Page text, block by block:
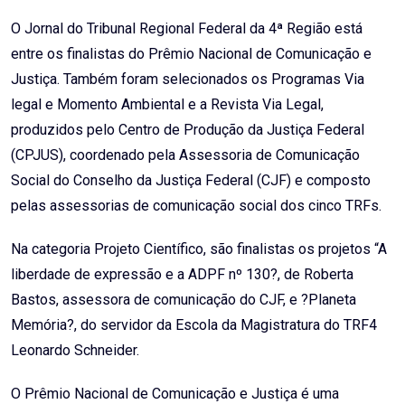
Email
O Jornal do Tribunal Regional Federal da 4ª Região está
entre os finalistas do Prêmio Nacional de Comunicação e
Justiça. Também foram selecionados os Programas Via
legal e Momento Ambiental e a Revista Via Legal,
produzidos pelo Centro de Produção da Justiça Federal
(CPJUS), coordenado pela Assessoria de Comunicação
Social do Conselho da Justiça Federal (CJF) e composto
pelas assessorias de comunicação social dos cinco TRFs.
Na categoria Projeto Científico, são finalistas os projetos “A
liberdade de expressão e a ADPF nº 130?, de Roberta
Bastos, assessora de comunicação do CJF, e ?Planeta
Memória?, do servidor da Escola da Magistratura do TRF4
Leonardo Schneider.
O Prêmio Nacional de Comunicação e Justiça é uma